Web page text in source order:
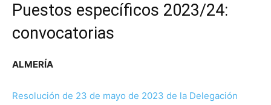
Puestos específicos 2023/24:
convocatorias
ALMERÍA
Resolución de 23 de mayo de 2023 de la Delegación